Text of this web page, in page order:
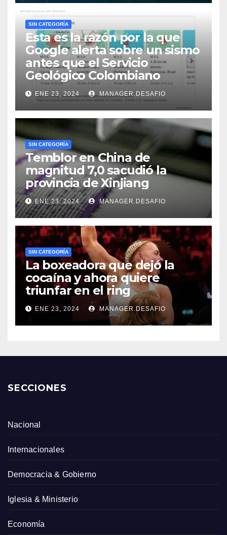
SIN CATEGORÍA
Esta es la razón por la que
Google alerta sobre un sismo
antes que el Servicio
Geológico Colombiano
ENE 23, 2024 MANAGER.DESAFIO
SIN CATEGORÍA
Temblor en China de
magnitud 7,0 sacudió la
provincia de Xinjiang
ENE 23, 2024 MANAGER.DESAFIO
SIN CATEGORÍA
La boxeadora que dejó la
cocaína y ahora quiere
triunfar en el ring​
ENE 23, 2024 MANAGER.DESAFIO
SECCIONES
Nacional
Internacionales
Democracia & Gobierno
Iglesia & Ministerio
Economía